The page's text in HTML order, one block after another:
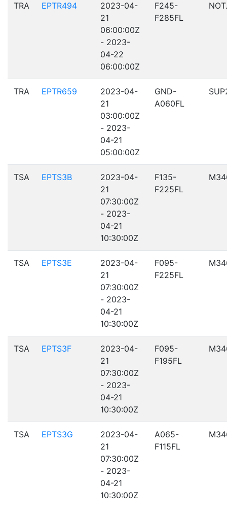
TRA EPTR494
2023-04-
21
06:00:00Z
- 2023-
04-22
06:00:00Z
F245-
F285FL
TRA EPTR659
2023-04-
21
03:00:00Z
- 2023-
04-21
05:00:00Z
GND-
A060FL
TSA EPTS3B
2023-04-
21
07:30:00Z
- 2023-
04-21
10:30:00Z
F135-
F225FL
TSA EPTS3E
2023-04-
21
07:30:00Z
- 2023-
04-21
10:30:00Z
F095-
F225FL
TSA EPTS3F
2023-04-
21
07:30:00Z
- 2023-
04-21
10:30:00Z
F095-
F195FL
TSA EPTS3G
2023-04-
21
07:30:00Z
- 2023-
04-21
10:30:00Z
A065-
F115FL